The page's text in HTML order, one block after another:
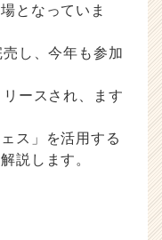
となっていま
し、今年も参加
ースされ、ます
ス」を活用する
説します。